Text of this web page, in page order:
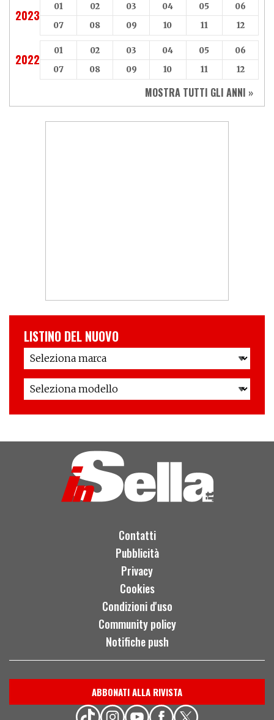
2023
01 02 03 04 05
06
07
08 09 10 11 12
2022
01 02 03 04 05
06
07
08 09 10 11 12
MOSTRA TUTTI GLI ANNI »
LISTINO DEL NUOVO
Contatti
Pubblicità
Privacy
Cookies
Condizioni d'uso
Community policy
Notifiche push
ABBONATI ALLA RIVISTA